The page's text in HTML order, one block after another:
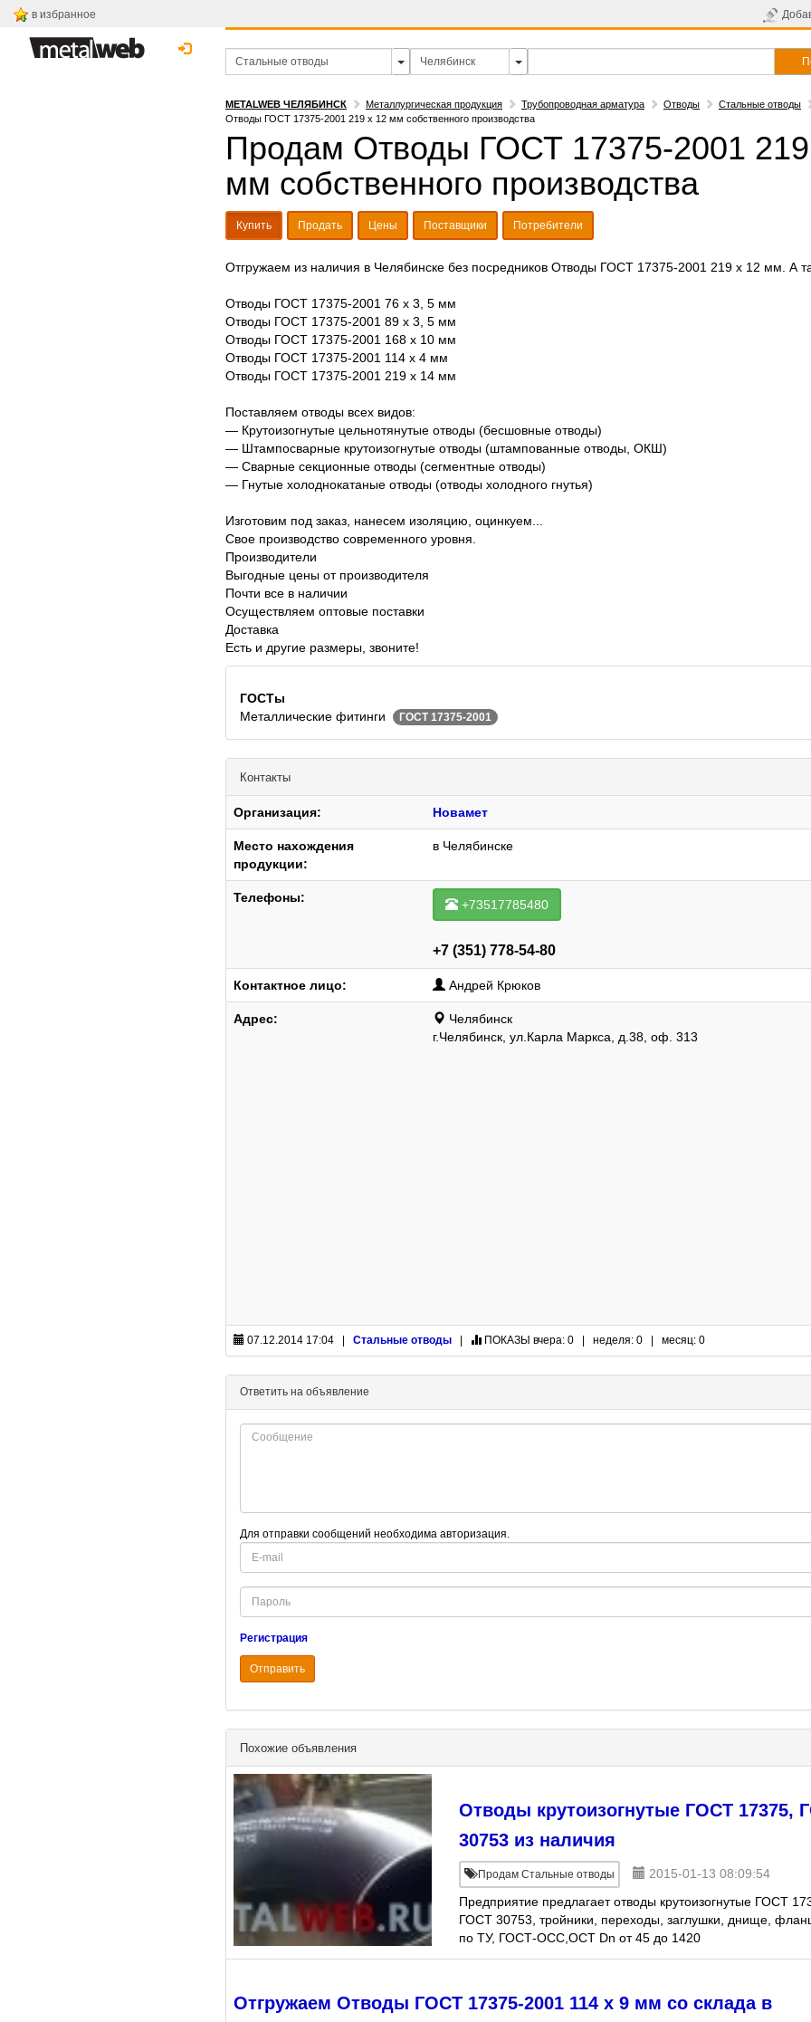
в избранное
METALWEB ЧЕЛЯБИНСК Металлургическая продукция Трубопроводная арматура Отводы Стальные отводы
Отводы ГОСТ 17375-2001 219 х 12 мм собственного производства
Продам Отводы ГОСТ 17375-2001
мм собственного производства
Купить Продать Цены Поставщики Потребители
Отгружаем из наличия в Челябинске без посредников Отводы ГОСТ 17375-2001 219 х 12 мм. А
Отводы ГОСТ 17375-2001 76 х 3, 5 мм
Отводы ГОСТ 17375-2001 89 х 3, 5 мм
Отводы ГОСТ 17375-2001 168 х 10 мм
Отводы ГОСТ 17375-2001 114 х 4 мм
Отводы ГОСТ 17375-2001 219 х 14 мм
Поставляем отводы всех видов:
— Крутоизогнутые цельнотянутые отводы (бесшовные отводы)
— Штампосварные крутоизогнутые отводы (штампованные отводы, ОКШ)
— Сварные секционные отводы (сегментные отводы)
— Гнутые холоднокатаные отводы (отводы холодного гнутья)
Изготовим под заказ, нанесем изоляцию, оцинкуем...
Свое производство современного уровня.
Производители
Выгодные цены от производителя
Почти все в наличии
Осуществляем оптовые поставки
Доставка
Есть и другие размеры, звоните!
ГОСТы
Металлические фитинги
ГОСТ 17375-2001
Контакты
Организация: Новамет
Место нахождения
продукции:
в Челябинске
Телефоны: +73517785480
+7 (351) 778-54-80
Контактное лицо: Андрей Крюков
Адрес:
Челябинск
г.Челябинск, ул.Карла Маркса, д.38, оф. 313
07.12.2014 17:04 | Стальные отводы ПОКАЗЫ вчера: 0 | неделя: 0 | месяц: 0
Ответить на объявление
Для отправки сообщений необходима авторизация.
E-
mail
Password
Регистрация
Отправить
Похожие объявления
Отводы крутоизогнутые ГОСТ 17375,
30753 из наличия
Продам Стальные отводы
2015-01-13 08:09:54
Предприятие предлагает отводы крутоизогнутые ГОСТ
ГОСТ 30753, тройники, переходы, заглушки, днище,
по ТУ, ГОСТ-ОСС,ОСТ Dn от 45 до 1420
ст.20,09Г2С,12х18н10т,13ХФА., 20А. Крестовины,
Отгружаем Отводы ГОСТ 17375-2001 114 х 9 мм со склада в